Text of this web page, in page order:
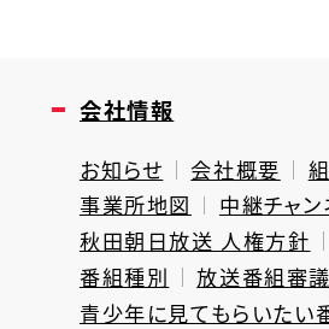
会社情報
お知らせ 会社概要
事業所地図
中継チャン
秋田朝日放送 人権方針
番組種別
放送番組審
青少年に見てもらいたい